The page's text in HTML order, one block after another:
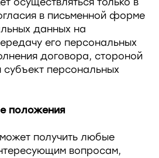
в письменной форме
данных на
его персональных
договора, стороной
субъект персональных
положения
получить любые
вопросам,